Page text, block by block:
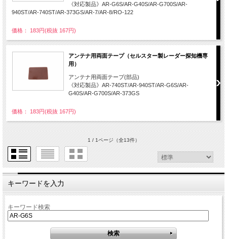
《対応製品》AR-G6S/AR-G40S/AR-G700S/AR-
940ST/AR-740ST/AR-373GS/AR-7/AR-8/RO-122
価格： 183円(税抜 167円)
アンテナ用両面テープ（セルスター製レーダー探知機専
用）
アンテナ用両面テープ(部品)
《対応製品》AR-740ST/AR-940ST/AR-G6S/AR-
G40S/AR-G700S/AR-373GS
価格： 183円(税抜 167円)
1 / 1ページ（全13件）
キーワードを入力
キーワード検索